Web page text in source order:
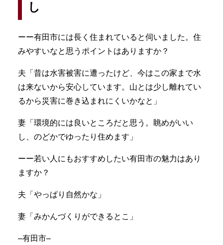
し
ーー有田市には長く住まれていると伺いました。住
みやすいなと思うポイントはありますか？
夫「昔は水害被害に遭ったけど、今はこの家まで水
は来ないから安心しています。山とは少し離れてい
るから災害に巻き込まれにくいかなと」
妻「環境的には良いところだと思う。眺めがいい
し、のどかでゆったり住めます」
ーー若い人にもおすすめしたい有田市の魅力はあり
ますか？
夫「やっぱり自然かな」
妻「みかんづくりができるとこ」
–有田市–